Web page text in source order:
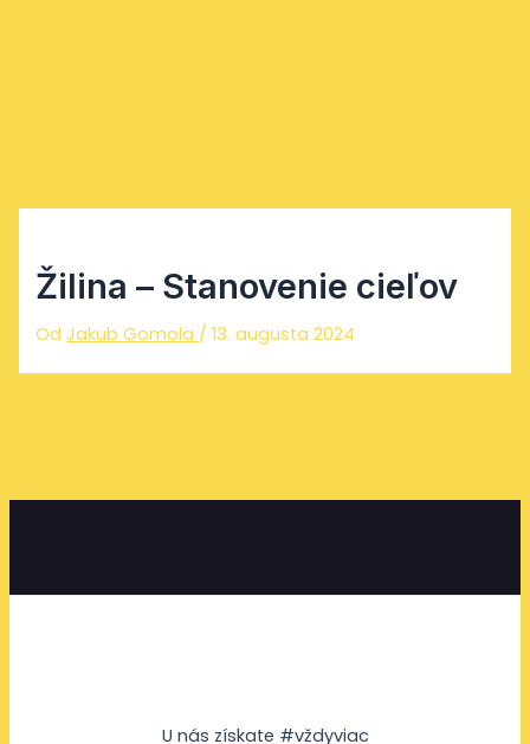
Žilina – Stanovenie cieľov
Od Jakub Gomola /13. augusta 2024
U nás získate #vždyviac